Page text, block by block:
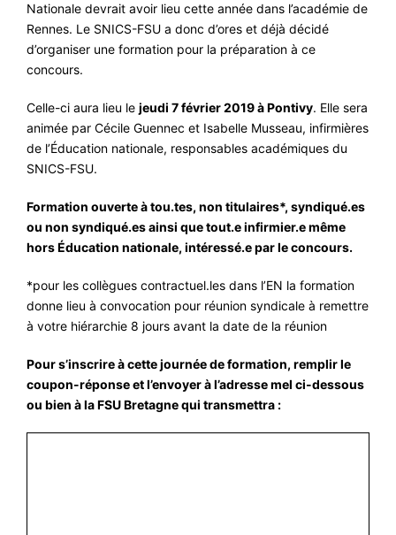
#DÉBATS
#PRESSE
Nationale devrait avoir lieu cette année dans l’académie de
Rennes. Le SNICS-FSU a donc d’ores et déjà décidé
d’organiser une formation pour la préparation à ce
concours.
Celle-ci aura lieu le jeudi 7 février 2019 à Pontivy. Elle sera
animée par Cécile Guennec et Isabelle Musseau, infirmières
de l’Éducation nationale, responsables académiques du
SNICS-FSU.
Formation ouverte à tou.tes, non titulaires*, syndiqué.es
ou non syndiqué.es ainsi que tout.e infirmier.e même
hors Éducation nationale, intéressé.e par le concours.
*pour les collègues contractuel.les dans l’EN la formation
donne lieu à convocation pour réunion syndicale à remettre
à votre hiérarchie 8 jours avant la date de la réunion
Pour s’inscrire à cette journée de formation, remplir le
coupon-réponse et l’envoyer à l’adresse mel ci-dessous
ou bien à la FSU Bretagne qui transmettra :